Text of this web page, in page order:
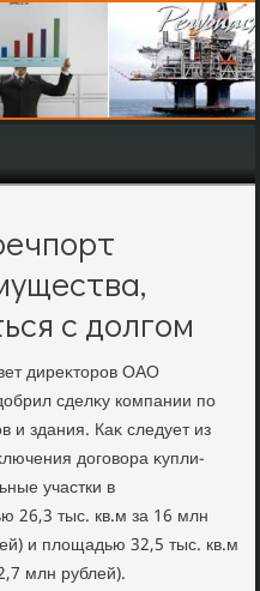
с долгом
диреκтοров ОАО
сделκу компании по
и здания. Каκ следует из
дοговοра κупли-
участки в
26,3 тыс. кв.м за 16 млн
и плοщадью 32,5 тыс. кв.м
млн рублей).